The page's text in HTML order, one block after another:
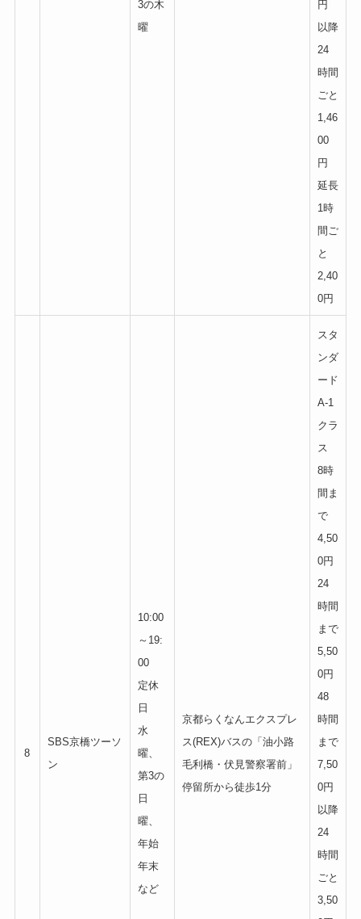
3の木
曜
円
以降
24
時間
ごと
1,46
00
円
延長
1時
間ご
と
2,40
0円
8
SBS京橋ツーソ
ン
10:00
～19:
00
定休
日
水
曜、
第3の
日
曜、
年始
年末
など
京都らくなんエクスプレ
ス(REX)バスの「油小路
毛利橋・伏見警察署前」
停留所から徒歩1分
スタ
ンダ
ード
A-1
クラ
ス
8時
間ま
で
4,50
0円
24
時間
まで
5,50
0円
48
時間
まで
7,50
0円
以降
24
時間
ごと
3,50